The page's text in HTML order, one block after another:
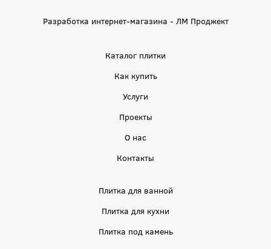
Разработка интернет-магазина - ЛМ Проджект
Каталог плитки
Как купить
Услуги
Проекты
О нас
Контакты
Плитка для ванной
Плитка для кухни
Плитка под камень